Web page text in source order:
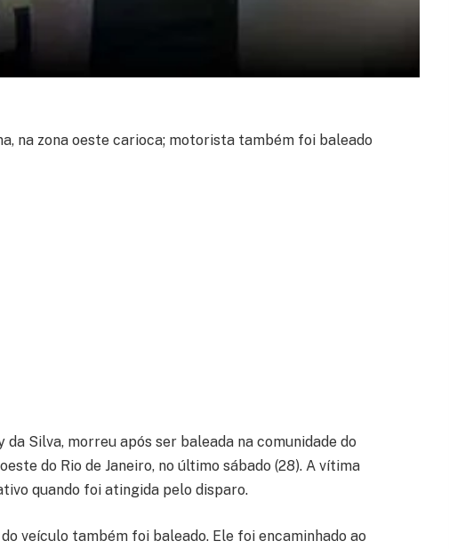
na zona oeste carioca; motorista também foi baleado
Silva, morreu após ser baleada na comunidade do
do Rio de Janeiro, no último sábado (28). A vítima
quando foi atingida pelo disparo.
veículo também foi baleado. Ele foi encaminhado ao